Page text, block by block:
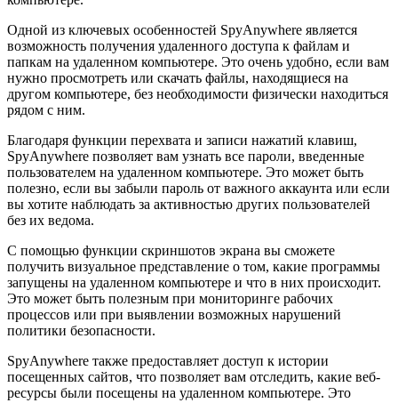
Одной из ключевых особенностей SpyAnywhere является
возможность получения удаленного доступа к файлам и
папкам на удаленном компьютере. Это очень удобно, если вам
нужно просмотреть или скачать файлы, находящиеся на
другом компьютере, без необходимости физически находиться
рядом с ним.
Благодаря функции перехвата и записи нажатий клавиш,
SpyAnywhere позволяет вам узнать все пароли, введенные
пользователем на удаленном компьютере. Это может быть
полезно, если вы забыли пароль от важного аккаунта или если
вы хотите наблюдать за активностью других пользователей
без их ведома.
С помощью функции скриншотов экрана вы сможете
получить визуальное представление о том, какие программы
запущены на удаленном компьютере и что в них происходит.
Это может быть полезным при мониторинге рабочих
процессов или при выявлении возможных нарушений
политики безопасности.
SpyAnywhere также предоставляет доступ к истории
посещенных сайтов, что позволяет вам отследить, какие веб-
ресурсы были посещены на удаленном компьютере. Это